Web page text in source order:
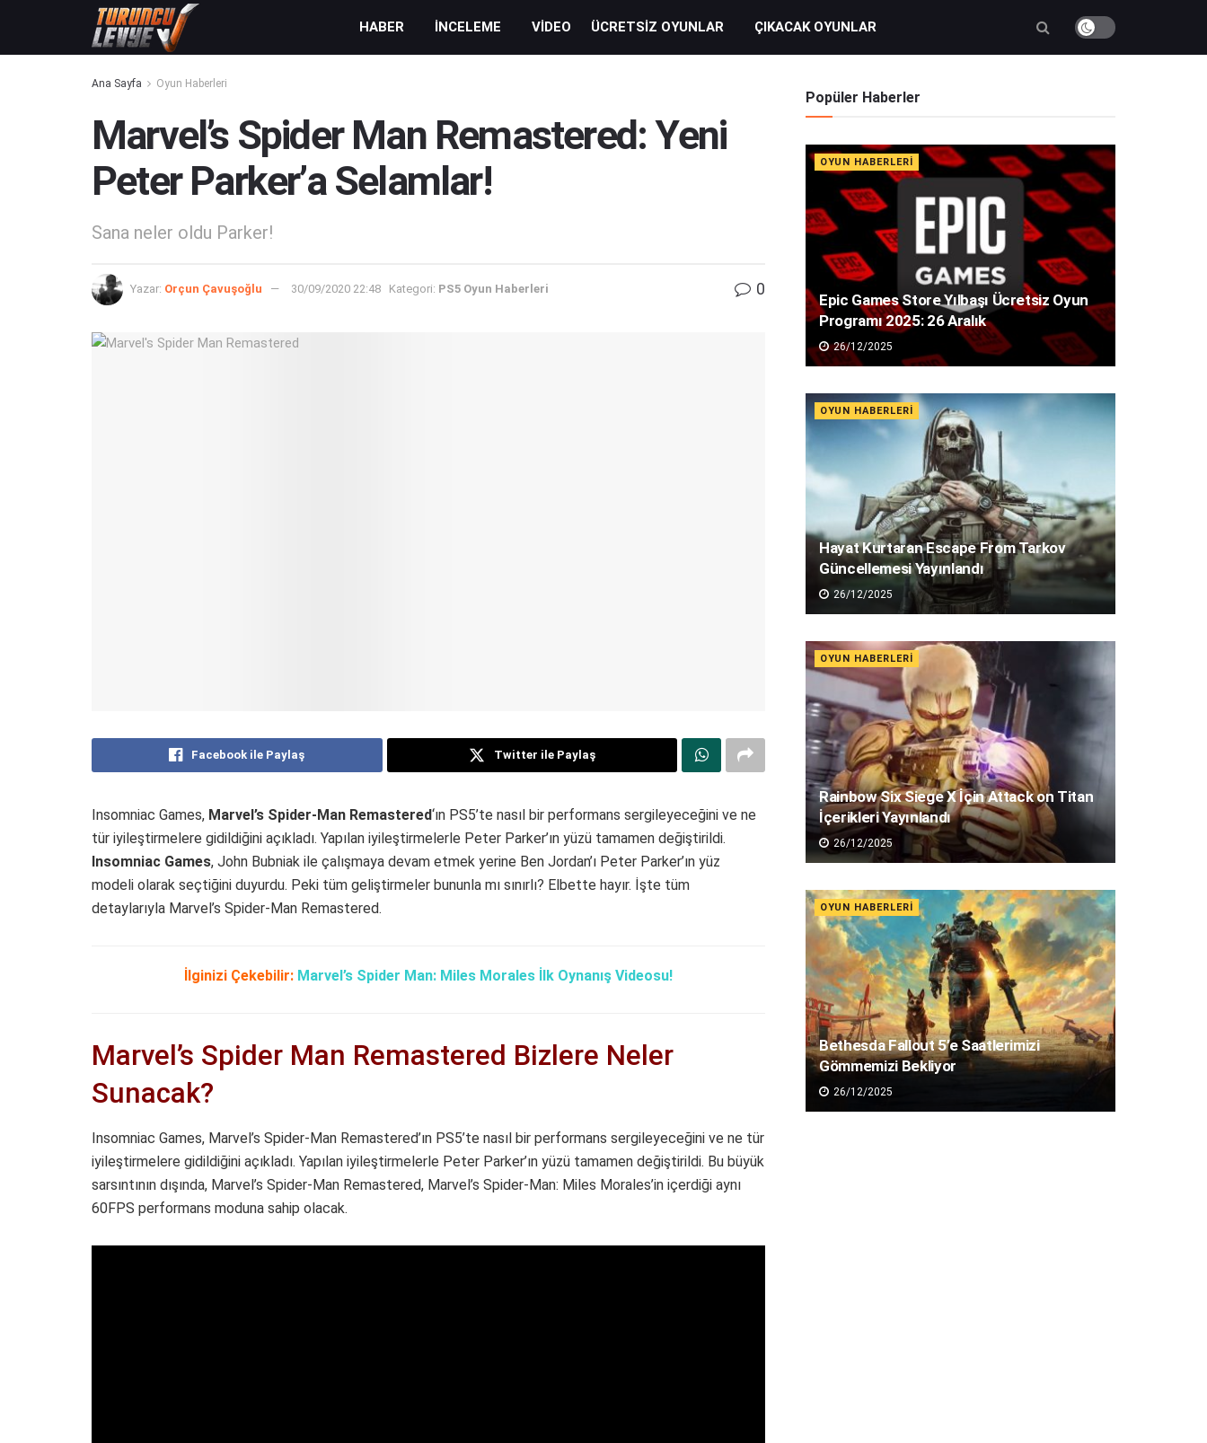
HABER İNCELEME VIDEO ÜCRETSIZ OYUNLAR ÇIKACAK OYUNLAR
Ana Sayfa Oyun Haberleri
Marvel’s Spider Man Remastered: Yeni
Peter Parker’a Selamlar!
Sana neler oldu Parker!
Yazar: Orçun Çavuşoğlu 30/09/2020 22:48 Kategori: PS5 Oyun Haberleri 0
Facebook ile Paylaş Twitter ile Paylaş
Insomniac Games, Marvel’s Spider-Man Remastered‘ın PS5’te nasıl bir performans sergileyeceğini ve ne
tür iyileştirmelere gidildiğini açıkladı. Yapılan iyileştirmelerle Peter Parker’ın yüzü tamamen değiştirildi.
Insomniac Games, John Bubniak ile çalışmaya devam etmek yerine Ben Jordan’ı Peter Parker’ın yüz
modeli olarak seçtiğini duyurdu. Peki tüm geliştirmeler bununla mı sınırlı? Elbette hayır. İşte tüm
detaylarıyla Marvel’s Spider-Man Remastered.
İlginizi Çekebilir: Marvel’s Spider Man: Miles Morales İlk Oynanış Videosu!
Marvel’s Spider Man Remastered Bizlere Neler
Sunacak?
Insomniac Games, Marvel’s Spider-Man Remastered’ın PS5’te nasıl bir performans sergileyeceğini ve ne tür
iyileştirmelere gidildiğini açıkladı. Yapılan iyileştirmelerle Peter Parker’ın yüzü tamamen değiştirildi. Bu büyük
sarsıntının dışında, Marvel’s Spider-Man Remastered, Marvel’s Spider-Man: Miles Morales’in içerdiği aynı
60FPS performans moduna sahip olacak.
Popüler Haberler
OYUN HABERLERI
Epic Games Store Yılbaşı Ücretsiz Oyun
Programı 2025: 26 Aralık
26/12/2025
OYUN HABERLERI
Hayat Kurtaran Escape From Tarkov
Güncellemesi Yayınlandı
26/12/2025
OYUN HABERLERI
Rainbow Six Siege X İçin Attack on Titan
İçerikleri Yayınlandı
26/12/2025
OYUN HABERLERI
Bethesda Fallout 5’e Saatlerimizi
Gömmemizi Bekliyor
26/12/2025